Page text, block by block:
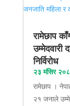
रामेछाप
उम्मेदवारी
निर्विरोध
२३ मंसिर
रामेछाप ।
२१ जनाले